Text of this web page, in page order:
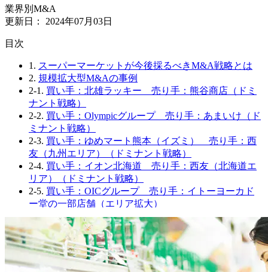
業界別M&A
更新日： 2024年07月03日
⽬次
1. スーパーマーケットが今後採るべきM&A戦略とは
2. 規模拡大型M&Aの事例
2-1. 買い手：北雄ラッキー 売り手：熊谷商店（ドミ
ナント戦略）
2-2. 買い手：Olympicグループ 売り手：あまいけ（ド
ミナント戦略）
2-3. 買い手：ゆめマート熊本（イズミ） 売り手：西
友（九州エリア）（ドミナント戦略）
2-4. 買い手：イオン北海道 売り手：西友（北海道エ
リア）（ドミナント戦略）
2-5. 買い手：OICグループ 売り手：イトーヨーカド
ー堂の一部店舗（エリア拡大）
3.ノウハウ獲得型M&Aの事例
3-1.ドミナント戦略とはいいきれない株式会社OICグ
ループのM&A戦略
3-2.面白い売り場で急拡大した「ドン・キホーテ」
4.
最後に